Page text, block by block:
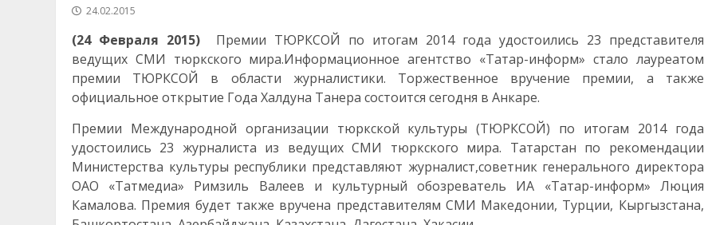
24.02.2015
(24 Февраля 2015)
Премии ТЮРКСОЙ по итогам 2014 года удостоились 23 представителя
ведущих СМИ тюркского мира.Информационное агентство «Татар-информ» стало лауреатом
премии ТЮРКСОЙ в области журналистики. Торжественное вручение премии, а также
официальное открытие Года Халдуна Танера состоится сегодня в Анкаре.
Премии Международной организации тюркской культуры (ТЮРКСОЙ) по итогам 2014 года
удостоились 23 журналиста из ведущих СМИ тюркского мира. Татарстан по рекомендации
Министерства культуры республики представляют журналист,советник генерального директора
ОАО «Татмедиа» Римзиль Валеев и культурный обозреватель ИА «Татар-информ» Люция
Камалова. Премия будет также вручена представителям СМИ Македонии, Турции, Кыргызстана,